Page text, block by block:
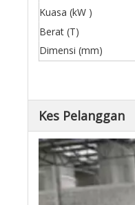
Kuasa (kW )
Berat (T)
Dimensi (mm)
Kes Pelanggan